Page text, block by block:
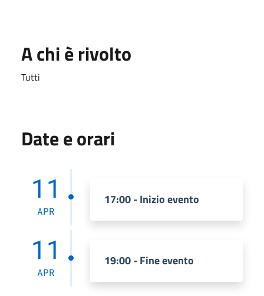
A chi è rivolto
Tutti
Date e orari
11
APR
17:00 - Inizio evento
11
APR
19:00 - Fine evento